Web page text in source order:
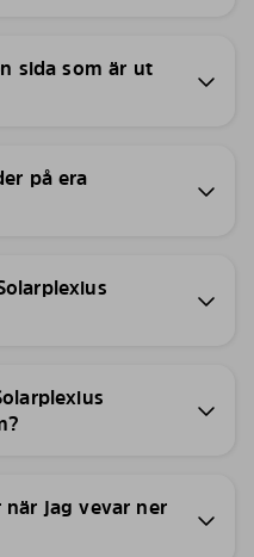
sida som är ut
på era
jag vevar ner